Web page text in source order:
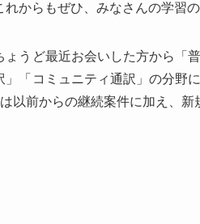
れからもぜひ、みなさんの学習
ょうど最近お会いした方から「
」「コミュニティ通訳」の分
以前からの継続案件に加え、新